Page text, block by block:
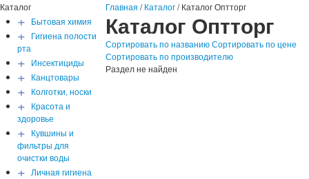
Каталог
+ Бытовая химия
+ Гигиена полости
рта
+ Инсектициды
+ Канцтовары
+ Колготки, носки
+ Красота и
здоровье
+ Кувшины и
фильтры для
очистки воды
+ Личная гигиена
Главная /Каталог/Каталог Оптторг
Каталог Оптторг
Сортировать по названию Сортировать по цене
Сортировать по производителю
Раздел не найден